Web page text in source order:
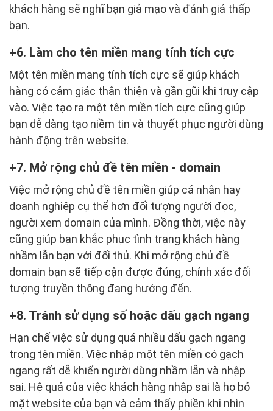
khách hàng sẽ nghĩ bạn giả mạo và đánh giá thấp
bạn.
6. Làm cho tên miền mang tính tích cực
Một tên miền mang tính tích cực sẽ giúp khách
hàng có cảm giác thân thiện và gần gũi khi truy cập
vào. Việc tạo ra một tên miền tích cực cũng giúp
bạn dễ dàng tạo niềm tin và thuyết phục người dùng
hành động trên website.
7. Mở rộng chủ đề tên miền - domain
Việc mở rộng chủ đề tên miền giúp cá nhân hay
doanh nghiệp cụ thể hơn đối tượng người đọc,
người xem domain của mình. Đồng thời, việc này
cũng giúp bạn khắc phục tình trạng khách hàng
nhầm lẫn bạn với đối thủ. Khi mở rộng chủ đề
domain bạn sẽ tiếp cận được đúng, chính xác đối
tượng truyền thông đang hướng đến.
8. Tránh sử dụng số hoặc dấu gạch ngang
Hạn chế việc sử dụng quá nhiều dấu gạch ngang
trong tên miền. Việc nhập một tên miền có gạch
ngang rất dễ khiến người dùng nhầm lẫn và nhập
sai. Hệ quả của việc khách hàng nhập sai là họ bỏ
mặt website của bạn và cảm thấy phiền khi nhìn